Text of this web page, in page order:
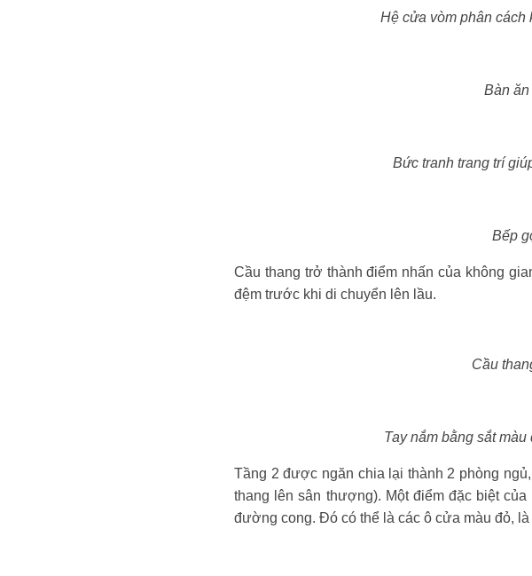
Hệ cửa vòm phân cách
Bàn
Bức tranh trang trí
Bếp
Cầu thang trở thành điểm nhấn của không
đệm trước khi di chuyển lên lầu.
Cầu
Tay nắm bằng sắt
Tầng 2 được ngăn chia lại thành 2 phòng
thang lên sân thượng). Một điểm đặc biệt
đường cong. Đó có thể là các ô cửa màu đỏ,